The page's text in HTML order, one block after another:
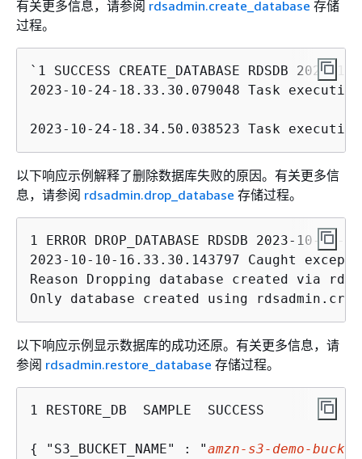
有关更多信息，请参阅 rdsadmin.create_database 存储
过程。
`1 SUCCESS CREATE_DATABASE RDSDB
2023-10-24-18.33.30.079048 Task
2023-10-24-18.34.50.038523 Task
以下响应示例解释了删除数据库失败的原因。有关更多信
息，请参阅 rdsadmin.drop_database 存储过程。
1 ERROR DROP_DATABASE RDSDB 2023-
2023-10-10-16.33.30.143797 Caught
Reason Dropping database created via
Only database created using
以下响应示例显示数据库的成功还原。有关更多信息，请
参阅 rdsadmin.restore_database 存储过程。
1 RESTORE_DB  SAMPLE  SUCCESS
{ "S3_BUCKET_NAME" : "amzn-s3-demo-bucket